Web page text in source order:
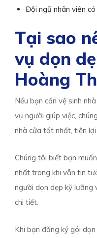
Đội ngũ nhân viên
Tại sao
vụ dọn
Hoàng
Nếu bạn cần vệ sinh
vụ người giúp việc,
nhà cửa tốt nhất, tiện lợi
Chúng tôi biết bạn
nhất trong khi vẫn tin
người dọn dẹp kỹ lưỡng
chi tiết.
Khi bạn đăng ký gói